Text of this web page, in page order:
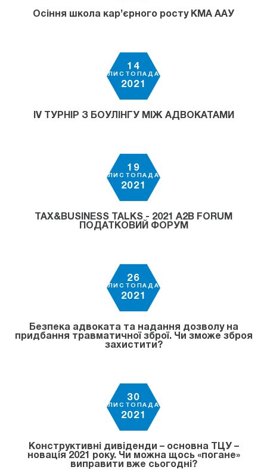
Осіння школа кар’єрного росту КМА ААУ
14
ЛИСТОПАДА
2021
ІV ТУРНІР З БОУЛІНГУ МІЖ АДВОКАТАМИ
19
ЛИСТОПАДА
2021
TAX&BUSINESS TALKS - 2021 A2B FORUM
ПОДАТКОВИЙ ФОРУМ
26
ЛИСТОПАДА
2021
Безпека адвоката та надання дозволу на
придбання травматичної зброї. Чи зможе зброя
захистити?
30
ЛИСТОПАДА
2021
Конструктивні дивіденди – основна ТЦУ –
новація 2021 року. Чи можна щось «погане»
виправити вже сьогодні?